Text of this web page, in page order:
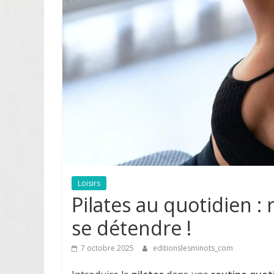
Loisirs
Pilates au quotidien
se détendre !
7 octobre 2025 editionslesminots_com